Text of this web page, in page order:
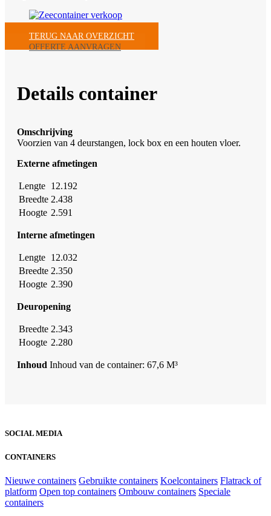
TERUG NAAR OVERZICHT
OFFERTE AANVRAGEN
Details container
Omschrijving
Voorzien van 4 deurstangen, lock box en een houten vloer.
Externe afmetingen
Lengte 12.192
Breedte 2.438
Hoogte 2.591
Interne afmetingen
Lengte 12.032
Breedte 2.350
Hoogte 2.390
Deuropening
Breedte 2.343
Hoogte 2.280
Inhoud Inhoud van de container: 67,6 M³
SOCIAL MEDIA
CONTAINERS
Nieuwe containers Gebruikte containers Koelcontainers Flatrack of
platform Open top containers Ombouw containers Speciale
containers